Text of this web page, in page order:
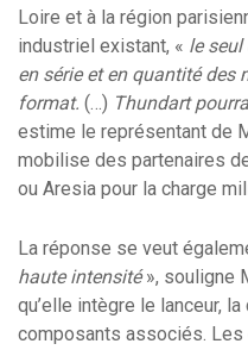
Loire et à la région
industriel existant, « le seul
en série et en quantité des
format. (…) Thundart
estime le représentant de
mobilise des partenaires
ou Aresia pour la charge
La réponse se veut
haute intensité», souligne
qu’elle intègre le lanceur,
composants associés.